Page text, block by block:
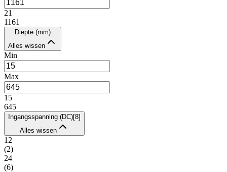
21
1161
Diepte (mm)
Alles wissen
Min
Max
15
645
Ingangsspanning (DC)[8]
Alles wissen
12
(2)
24
(6)